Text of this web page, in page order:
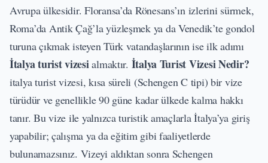
Avrupa ülkesidir. Floransa’da Rönesans’ın izlerini sürmek,
Roma’da Antik Çağ’la yüzleşmek ya da Venedik’te gondol
turuna çıkmak isteyen Türk vatandaşlarının ise ilk adımı
İtalya turist vizesialmaktır. İtalya Turist Vizesi Nedir?
italya turist vizesi, kısa süreli (Schengen C tipi) bir vize
türüdür ve genellikle 90 güne kadar ülkede kalma hakkı
tanır. Bu vize ile yalnızca turistik amaçlarla İtalya’ya giriş
yapabilir; çalışma ya da eğitim gibi faaliyetlerde
bulunamazsınız. Vizeyi aldıktan sonra Schengen